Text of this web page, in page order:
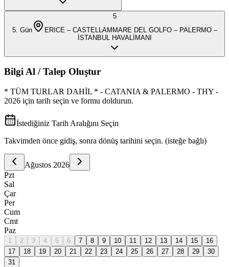
5
5. Gün
ERICE – CASTELLAMMARE DEL GOLFO – PALERMO –
İSTANBUL HAVALİMANI
Bilgi Al / Talep Oluştur
* TÜM TURLAR DAHİL * - CATANIA & PALERMO - THY -
2026 için tarih seçin ve formu doldurun.
İstediğiniz Tarih Aralığını Seçin
Takvimden önce gidiş, sonra dönüş tarihini seçin. (isteğe bağlı)
Ağustos 2026
Pzt
Sal
Çar
Per
Cum
Cmt
Paz
1 2 3 4 5 6 7 8 9 10 11 12 13 14 15
16
17
18 19 20 21 22 23 24 25 26 27 28 29
30
31